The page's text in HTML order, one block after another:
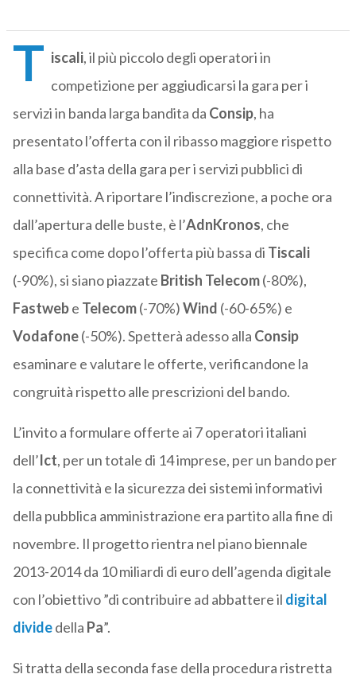
T iscali, il più piccolo degli operatori in
competizione per aggiudicarsi la gara per i
servizi in banda larga bandita da Consip, ha
presentato l’offerta con il ribasso maggiore rispetto
alla base d’asta della gara per i servizi pubblici di
connettività. A riportare l’indiscrezione, a poche ora
dall’apertura delle buste, è l’AdnKronos, che
specifica come dopo l’offerta più bassa di Tiscali
(-90%), si siano piazzate British Telecom(-80%),
Fastwebe Telecom(-70%)Wind (-60-65%) e
Vodafone(-50%). Spetterà adesso alla Consip
esaminare e valutare le offerte, verificandone la
congruità rispetto alle prescrizioni del bando.
L’invito a formulare offerte ai 7 operatori italiani
dell’Ict, per un totale di 14 imprese, per un bando per
la connettività e la sicurezza dei sistemi informativi
della pubblica amministrazione era partito alla fine di
novembre. Il progetto rientra nel piano biennale
2013-2014 da 10 miliardi di euro dell’agenda digitale
con l’obiettivo ”di contribuire ad abbattere il digital
dividedella Pa”.
Si tratta della seconda fase della procedura ristretta